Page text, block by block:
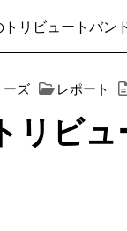
リビュートバン
ーズ レポート
リビ